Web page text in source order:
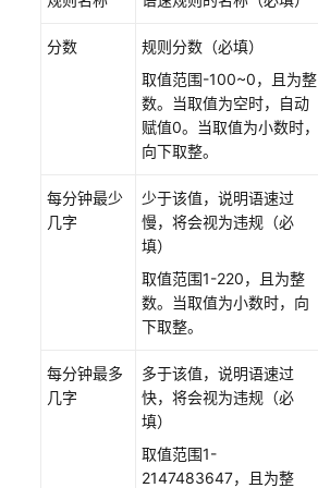
分数
规则分数（必填）
取值范围-100~0，且为整
数。当取值为空时，自动
赋值0。当取值为小数时，
向下取整。
每分钟最少
几字
少于该值，说明语速过
慢，将会视为违规（必
填）
取值范围1-220，且为整
数。当取值为小数时，向
下取整。
每分钟最多
几字
多于该值，说明语速过
快，将会视为违规（必
填）
取值范围1-
2147483647，且为整